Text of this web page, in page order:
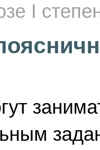
I